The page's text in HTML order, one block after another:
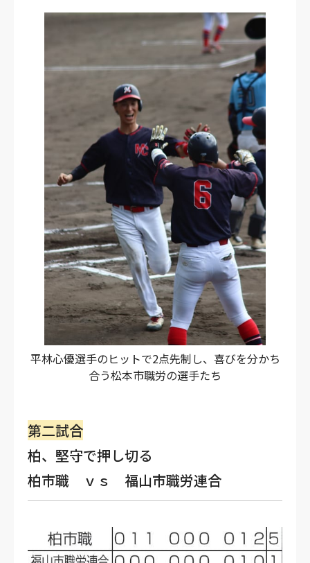
平林心優選手のヒットで2点先制し、喜びを分かち
合う松本市職労の選手たち
第二試合
柏、堅守で押し切る
柏市職 ｖｓ 福山市職労連合